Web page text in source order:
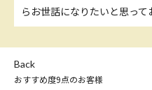
らお世話になりたいと思って
Back
おすすめ度9点のお客様